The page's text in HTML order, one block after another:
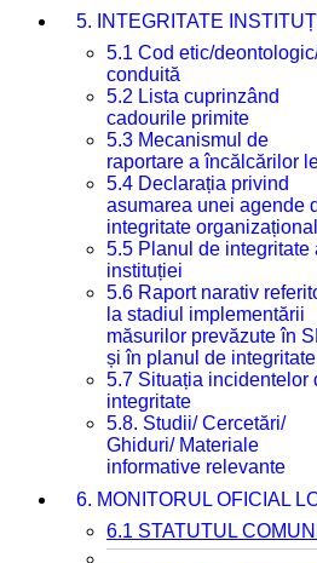
5. INTEGRITATE
5.1 Cod etic/
conduită
5.2 Lista cuprinzând
cadourile primite
5.3 Mecanismul de
raportare a încălcărilor
5.4 Declarația privind
asumarea unei agende
integritate
5.5 Planul de integritate
instituției
5.6 Raport narativ
la stadiul implementării
măsurilor prevăzute în
și în planul de integritate
5.7 Situația incidentelor
integritate
5.8. Studii/ Cercetări/
Ghiduri/ Materiale
informative relevante
6. MONITORUL OFICIAL
6.1 STATUTUL